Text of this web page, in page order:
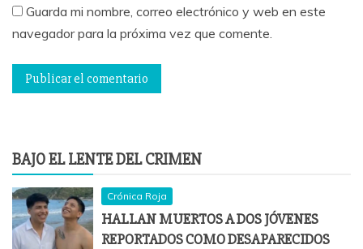
Guarda mi nombre, correo electrónico y web en este
navegador para la próxima vez que comente.
BAJO EL LENTE DEL CRIMEN
Crónica Roja
HALLAN MUERTOS A DOS JÓVENES
REPORTADOS COMO DESAPARECIDOS